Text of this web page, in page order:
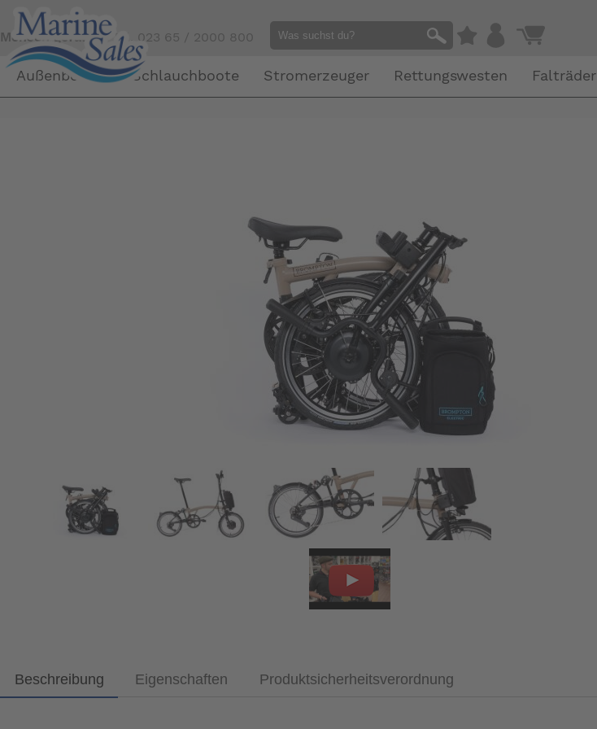
Mensch gefällig?Tel. 023 65 / 2000 800
Außenborder Schlauchboote Stromerzeuger Rettungswesten Falträder
Beschreibung Eigenschaften Produktsicherheitsverordnung